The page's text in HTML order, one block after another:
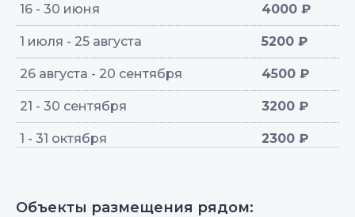
16 - 30 июня 4000 ₽
1 июля - 25 августа 5200 ₽
26 августа - 20 сентября 4500 ₽
21 - 30 сентября 3200 ₽
1 - 31 октября 2300 ₽
Объекты размещения рядом: